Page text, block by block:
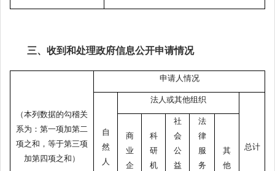
三、收到和处理政府信息公开申请情况
（本列数据的勾稽关
系为：第一项加第二
项之和，等于第三项
加第四项之和）
申请人情况
自
然
人
法人或其他组织
总计
商
业
企
科
研
机
社
会
公
益
法
律
服
务
其
他